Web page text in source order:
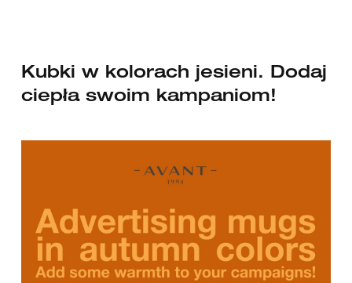
Kubki w kolorach jesieni. Dodaj
ciepła swoim kampaniom!